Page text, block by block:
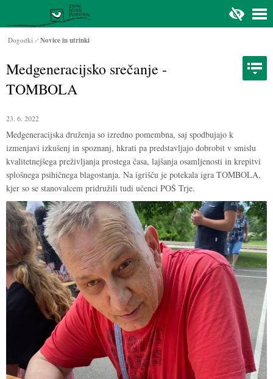
Dogodki Novice in utrinki
Medgeneracijsko srečanje -
TOMBOLA
23. 6. 2022
Medgeneracijska druženja so izredno pomembna, saj spodbujajo k
izmenjavi izkušenj in spoznanj, hkrati pa predstavljajo dobrobit v smislu
kvalitetnejšega preživljanja prostega časa, lajšanja osamljenosti in krepitvi
splošnega psihičnega blagostanja. Na igrišču je potekala igra TOMBOLA,
kjer so se stanovalcem pridružili tudi učenci POŠ Trje.